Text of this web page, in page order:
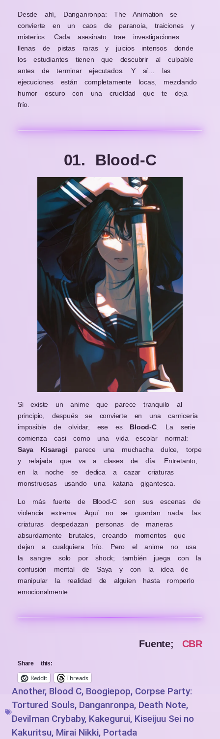
Desde ahí, Danganronpa: The Animation se
convierte en un caos de paranoia, traiciones y
misterios. Cada asesinato trae investigaciones
llenas de pistas raras y juicios intensos donde
los estudiantes tienen que descubrir al culpable
antes de terminar ejecutados. Y sí… las
ejecuciones están completamente locas, mezclando
humor oscuro con una crueldad que te deja
frío.
01. Blood-C
Si existe un anime que parece tranquilo al
principio, después se convierte en una carnicería
imposible de olvidar, ese es Blood-C. La serie
comienza casi como una vida escolar normal:
Saya Kisaragi parece una muchacha dulce, torpe
y relajada que va a clases de día. Entretanto,
en la noche se dedica a cazar criaturas
monstruosas usando una katana gigantesca.
Lo más fuerte de Blood-C son sus escenas de
violencia extrema. Aquí no se guardan nada: las
criaturas despedazan personas de maneras
absurdamente brutales, creando momentos que
dejan a cualquiera frío. Pero el anime no usa
la sangre solo por shock; también juega con la
confusión mental de Saya y con la idea de
manipular la realidad de alguien hasta romperlo
emocionalmente.
Fuente; CBR
Share this:
Reddit Threads
Another, Blood C, Boogiepop, Corpse Party:
Tortured Souls, Danganronpa, Death Note,
Devilman Crybaby, Kakegurui, Kiseijuu Sei no
Kakuritsu, Mirai Nikki, Portada